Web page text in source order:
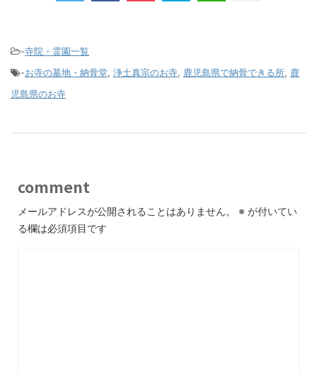
-寺院・霊園一覧
-お寺の墓地・納骨堂, 浄土真宗のお寺, 鹿児島県で納骨できる所, 鹿
児島県のお寺
comment
メールアドレスが公開されることはありません。 ※ が付いてい
る欄は必須項目です